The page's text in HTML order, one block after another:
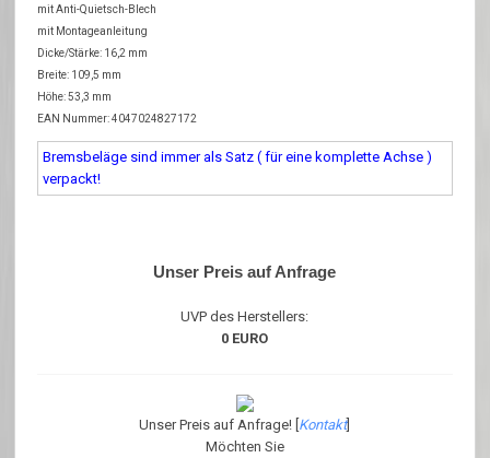
mit Anti-Quietsch-Blech
mit Montageanleitung
Dicke/Stärke: 16,2 mm
Breite: 109,5 mm
Höhe: 53,3 mm
EAN Nummer: 4047024827172
Bremsbeläge sind immer als Satz ( für eine komplette Achse )
verpackt!
Unser Preis auf Anfrage
UVP des Herstellers:
0 EURO
Unser Preis auf Anfrage! [Kontakt]
Möchten Sie